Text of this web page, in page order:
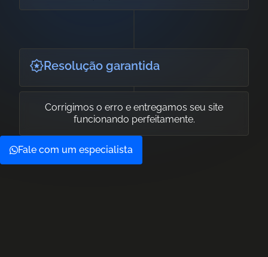
Resolução garantida
Corrigimos o erro e entregamos seu site
funcionando perfeitamente.
Fale com um especialista